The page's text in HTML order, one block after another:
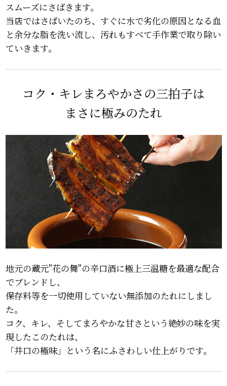
スムーズにさばきます。
当店ではさばいたのち、すぐに水で劣化の原因となる血
と余分な脂を洗い流し、汚れもすべて手作業で取り除い
ていきます。
コク・キレまろやかさの三拍子は
まさに極みのたれ
地元の蔵元"花の舞"の辛口酒に極上三温糖を最適な配合
でブレンドし、
保存料等を一切使用していない無添加のたれにしまし
た。
コク、キレ、そしてまろやかな甘さという絶妙の味を実
現したこのたれは、
「井口の極味」という名にふさわしい仕上がりです。